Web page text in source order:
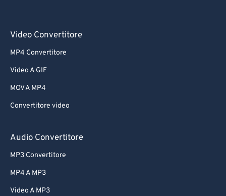
Video Convertitore
MP4 Convertitore
Video A GIF
MOV A MP4
Convertitore video
Audio Convertitore
MP3 Convertitore
MP4 A MP3
Video A MP3